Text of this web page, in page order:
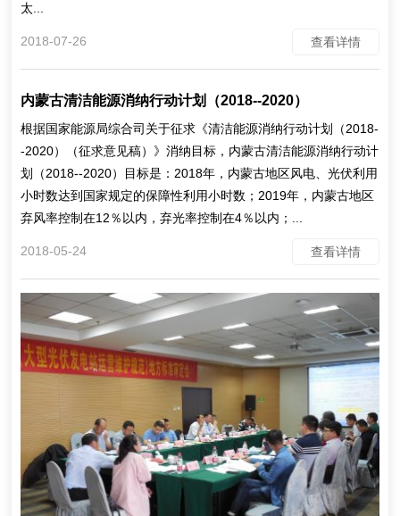
太...
2018-07-26 查看详情
内蒙古清洁能源消纳行动计划（2018--2020）
根据国家能源局综合司关于征求《清洁能源消纳行动计划（2018-
-2020）（征求意见稿）》消纳目标，内蒙古清洁能源消纳行动计
划（2018--2020）目标是：2018年，内蒙古地区风电、光伏利用
小时数达到国家规定的保障性利用小时数；2019年，内蒙古地区
弃风率控制在12％以内，弃光率控制在4％以内；...
2018-05-24 查看详情